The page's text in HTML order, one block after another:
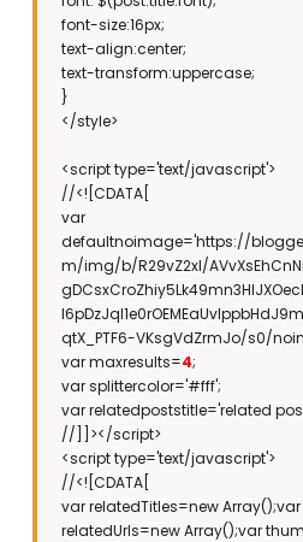
font-size:16px;
text-align:center;
text-transform:uppercase;
}
</style>
<script type='text/javascript'>
//<![CDATA[
var
defaultnoimage='https://
m/img/b/R29vZ2xl/
qtX_PTF6-VKsgVdZrmJo/s0/
var maxresults=4;
var splittercolor='#fff';
var relatedpoststitle='related
//]]></script>
<script type='text/javascript'>
//<![CDATA[
var relatedTitles=new
relatedUrls=new Array();var